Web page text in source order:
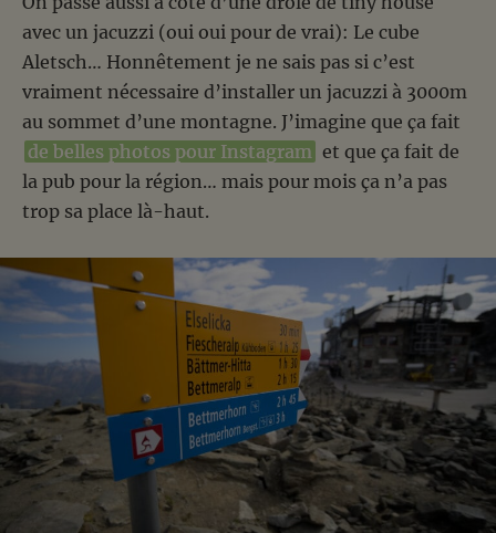
avec un jacuzzi (oui oui pour de vrai): Le cube
Aletsch… Honnêtement je ne sais pas si c’est
vraiment nécessaire d’installer un jacuzzi à 3000m
au sommet d’une montagne. J’imagine que ça fait
de belles photos pour Instagram et que ça fait de
la pub pour la région… mais pour mois ça n’a pas
trop sa place là-haut.